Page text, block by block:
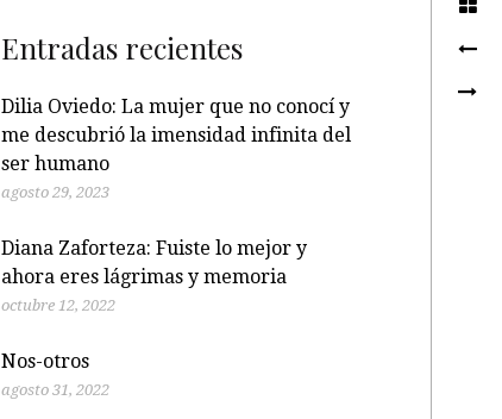
Entradas recientes
Dilia Oviedo: La mujer que no conocí y
me descubrió la imensidad infinita del
ser humano
agosto 29, 2023
Diana Zaforteza: Fuiste lo mejor y
ahora eres lágrimas y memoria
octubre 12, 2022
Nos-otros
agosto 31, 2022